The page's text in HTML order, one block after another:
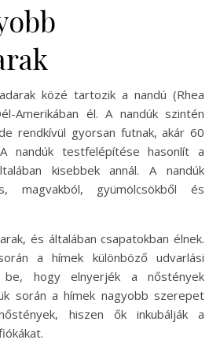
közé tartozik a nandú (Rhea
Amerikában él. A nandúk szintén
rendkívül gyorsan futnak, akár 60
nandúk testfelépítése hasonlít a
kisebbek annál. A nandúk
magvakból, gyümölcsökből és
és általában csapatokban élnek.
a hímek különböző udvarlási
be, hogy elnyerjék a nőstények
során a hímek nagyobb szerepet
hiszen ők inkubálják a